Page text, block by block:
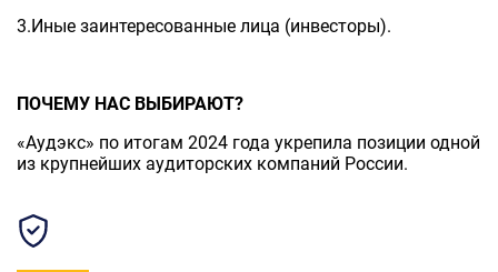
3.Иные заинтересованные лица (инвесторы).
ПОЧЕМУ НАС ВЫБИРАЮТ?
«Аудэкс» по итогам 2024 года укрепила позиции одной
из крупнейших аудиторских компаний России.